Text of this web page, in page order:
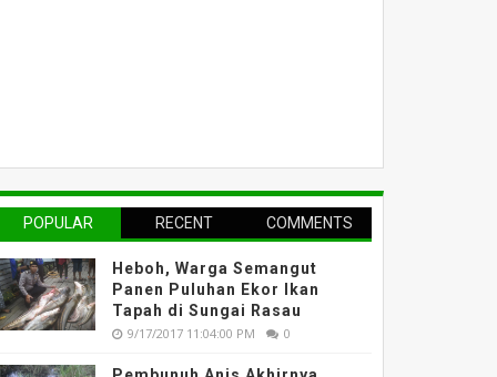
POPULAR RECENT COMMENTS
Heboh, Warga Semangut
Panen Puluhan Ekor Ikan
Tapah di Sungai Rasau
9/17/2017 11:04:00 PM 0